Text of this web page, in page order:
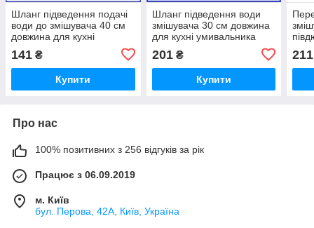
Шланг підведення подачі
води до змішувача 40 см
довжина для кухні
М10-1/2"
141 ₴
Купити
Шланг підведення води
змішувача 30 см довжина
для кухні умивальника
201₴
Купити
211
Про нас
100% позитивних з 256 відгуків за рік
Працює з 06.09.2019
м. Київ
бул. Перова, 42А, Київ, Україна